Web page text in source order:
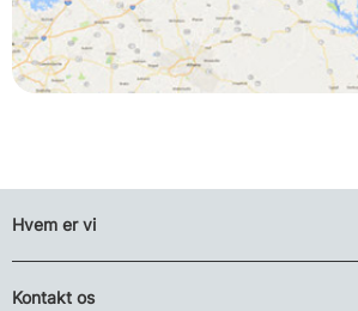
Hvem er vi
Kontakt os